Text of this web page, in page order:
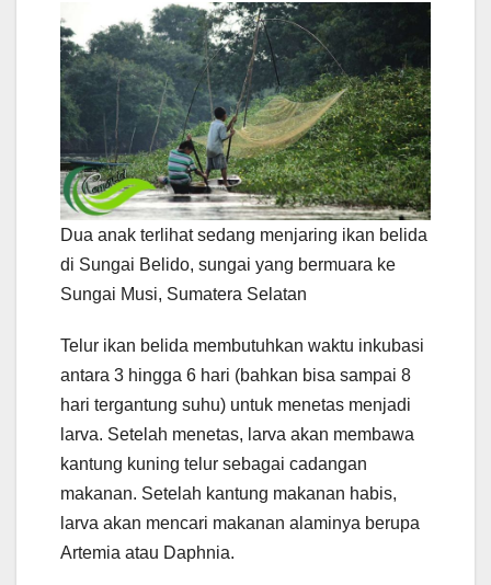
Dua anak terlihat sedang menjaring ikan belida
di Sungai Belido, sungai yang bermuara ke
Sungai Musi, Sumatera Selatan
Telur ikan belida membutuhkan waktu inkubasi
antara 3 hingga 6 hari (bahkan bisa sampai 8
hari tergantung suhu) untuk menetas menjadi
larva. Setelah menetas, larva akan membawa
kantung kuning telur sebagai cadangan
makanan. Setelah kantung makanan habis,
larva akan mencari makanan alaminya berupa
Artemia atau Daphnia.